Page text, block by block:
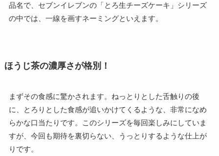
品名で、セブンイレブンの「とろ生チーズケーキ」シリーズ
の中では、一線を画すネーミングといえます。
ほうじ茶の濃厚さが格別！
まずその食感に驚かされます。ねっとりとした舌触りの後
に、とろりとした食感が追いかけてくるような、非常になめ
らかな口当たりです。このシリーズを毎回楽しみにしていま
すが、今回も期待を裏切らない、うっとりするような仕上が
りです。